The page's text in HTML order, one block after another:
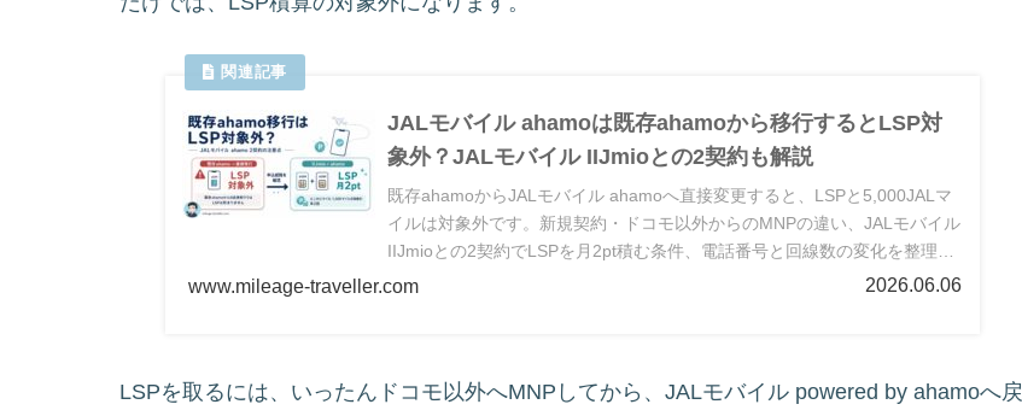
JALモバイル ahamoは既存ahamoから移行するとLSP対
象外？JALモバイル IIJmioとの2契約も解説
既存ahamoからJALモバイル ahamoへ直接変更すると、LSPと5,000JALマ
イルは対象外です。新規契約・ドコモ以外からのMNPの違い、JALモバイル
IIJmioとの2契約でLSPを月2pt積む条件、電話番号と回線数の変化を整理し
ます。
www.mileage-traveller.com 2026.06.06
LSPを取るには、いったんドコモ以外へMNPしてから、JALモバイル powered by ahamoへ戻